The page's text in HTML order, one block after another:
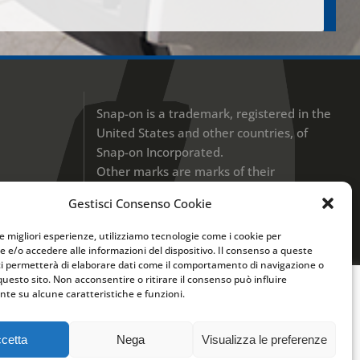
Gestisci Consenso Cookie
migliori esperienze, utilizziamo tecnologie come i cookie per
e/o accedere alle informazioni del dispositivo. Il consenso a queste
permetterà di elaborare dati come il comportamento di navigazione o
sito. Non acconsentire o ritirare il consenso può influire
su alcune caratteristiche e funzioni.
Nega Visualizza le preferenze
Snap-on is a trademark, registered in the
United States and other countries, of
Snap-on Incorporated.
Other marks are marks of their
Incorporated
UK Modern Slavery Disclosure
Privacy Policy
la tua esperienza di navigazione.
Estesa sui